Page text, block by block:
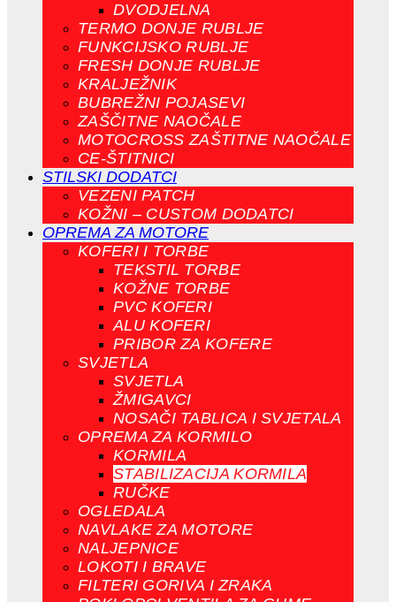
DVODJELNA
TERMO DONJE RUBLJE
FUNKCIJSKO RUBLJE
FRESH DONJE RUBLJE
KRALJEŽNIK
BUBREŽNI POJASEVI
ZAŠČITNE NAOČALE
MOTOCROSS ZAŠTITNE NAOČALE
CE-ŠTITNICI
STILSKI DODATCI
VEZENI PATCH
KOŽNI – CUSTOM DODATCI
OPREMA ZA MOTORE
KOFERI I TORBE
TEKSTIL TORBE
KOŽNE TORBE
PVC KOFERI
ALU KOFERI
PRIBOR ZA KOFERE
SVJETLA
SVJETLA
ŽMIGAVCI
NOSAČI TABLICA I SVJETALA
OPREMA ZA KORMILO
KORMILA
STABILIZACIJA KORMILA
RUČKE
OGLEDALA
NAVLAKE ZA MOTORE
NALJEPNICE
LOKOTI I BRAVE
FILTERI GORIVA I ZRAKA